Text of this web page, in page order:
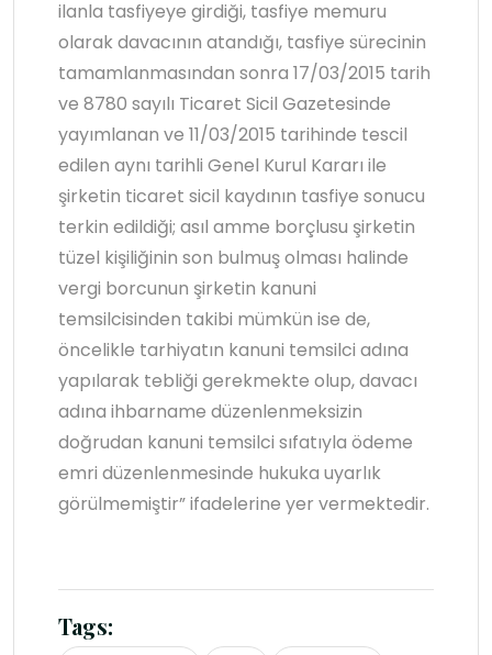
ilanla tasfiyeye girdiği, tasfiye memuru
olarak davacının atandığı, tasfiye sürecinin
tamamlanmasından sonra 17/03/2015 tarih
ve 8780 sayılı Ticaret Sicil Gazetesinde
yayımlanan ve 11/03/2015 tarihinde tescil
edilen aynı tarihli Genel Kurul Kararı ile
şirketin ticaret sicil kaydının tasfiye sonucu
terkin edildiği; asıl amme borçlusu şirketin
tüzel kişiliğinin son bulmuş olması halinde
vergi borcunun şirketin kanuni
temsilcisinden takibi mümkün ise de,
öncelikle tarhiyatın kanuni temsilci adına
yapılarak tebliği gerekmekte olup, davacı
adına ihbarname düzenlenmeksizin
doğrudan kanuni temsilci sıfatıyla ödeme
emri düzenlenmesinde hukuka uyarlık
görülmemiştir” ifadelerine yer vermektedir.
Tags: